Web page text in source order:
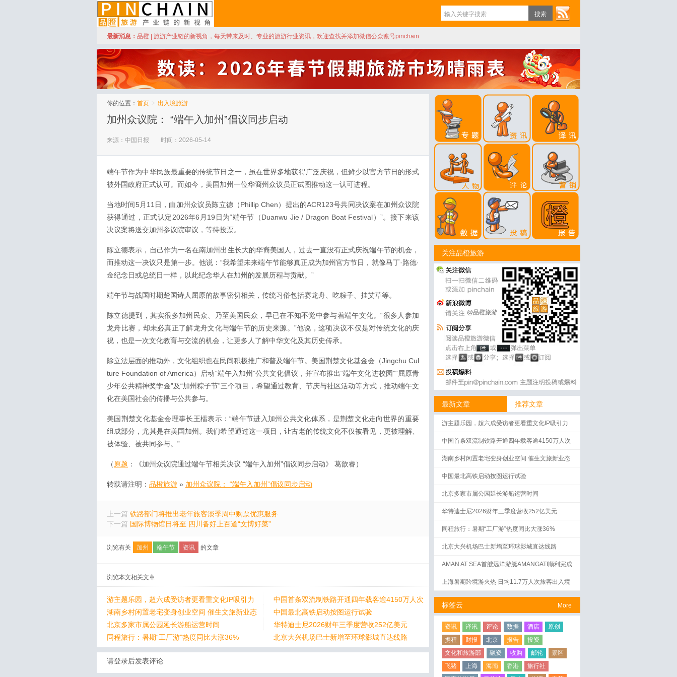
品橙旅游
最新消息： 品橙 | 旅游产业链的新视角，每天带来及时、专业的旅游行业资讯，欢迎查找并添加微信公众账号pinchain
你的位置： 首页 > 出入境旅游
加州众议院： “端午入加州”倡议同步启动
来源：中国日报 时间：2026-05-14
端午节作为中华民族最重要的传统节日之一，虽在世界多地获得广泛庆祝，但鲜少以官方节日的形式
被外国政府正式认可。而如今，美国加州一位华裔州众议员正试图推动这一认可进程。
当地时间5月11日，由加州众议员陈立德（Phillip Chen）提出的ACR123号共同决议案在加州众议院
获得通过，正式认定2026年6月19日为“端午节（Duanwu Jie / Dragon Boat Festival）”。接下来该
决议案将送交加州参议院审议，等待投票。
陈立德表示，自己作为一名在南加州出生长大的华裔美国人，过去一直没有正式庆祝端午节的机会，
而推动这一决议只是第一步。他说：“我希望未来端午节能够真正成为加州官方节日，就像马丁·路德·
金纪念日或总统日一样，以此纪念华人在加州的发展历程与贡献。”
端午节与战国时期楚国诗人屈原的故事密切相关，传统习俗包括赛龙舟、吃粽子、挂艾草等。
陈立德提到，其实很多加州民众、乃至美国民众，早已在不知不觉中参与着端午文化。“很多人参加
龙舟比赛，却未必真正了解龙舟文化与端午节的历史来源。”他说，这项决议不仅是对传统文化的庆
祝，也是一次文化教育与交流的机会，让更多人了解中华文化及其历史传承。
除立法层面的推动外，文化组织也在民间积极推广和普及端午节。美国荆楚文化基金会（Jingchu Cul
ture Foundation of America）启动“端午入加州”公共文化倡议，并宣布推出“端午文化进校园”“屈原青
少年公共精神奖学金”及“加州粽子节”三个项目，希望通过教育、节庆与社区活动等方式，推动端午文
化在美国社会的传播与公共参与。
美国荆楚文化基金会理事长王檑表示：“端午节进入加州公共文化体系，是荆楚文化走向世界的重要
组成部分，尤其是在美国加州。我们希望通过这一项目，让古老的传统文化不仅被看见，更被理解、
被体验、被共同参与。”
（ 原题 ：《加州众议院通过端午节相关决议 “端午入加州”倡议同步启动》 葛歆睿）
转载请注明： 品橙旅游 » 加州众议院： “端午入加州”倡议同步启动
上一篇 铁路部门将推出老年旅客淡季周中购票优惠服务
下一篇 国际博物馆日将至 四川备好上百道“文博好菜”
浏览有关 加州 端午节 资讯 的文章
浏览本文相关文章
游主题乐园，超六成受访者更看重文化IP吸引力
中国首条双流制铁路开通四年载客逾4150万人次
湖南乡村闲置老宅变身创业空间 催生文旅新业态
中国最北高铁启动按图运行试验
北京多家市属公园延长游船运营时间
华特迪士尼2026财年三季度营收252亿美元
同程旅行：暑期“工厂游”热度同比大涨36%
北京大兴机场巴士新增至环球影城直达线路
请登录后发表评论
关注品橙旅游
@品橙旅游
最新文章 推荐文章
游主题乐园，超六成受访者更看重文化IP吸引力
中国首条双流制铁路开通四年载客逾4150万人次
湖南乡村闲置老宅变身创业空间 催生文旅新业态
中国最北高铁启动按图运行试验
北京多家市属公园延长游船运营时间
华特迪士尼2026财年三季度营收252亿美元
同程旅行：暑期“工厂游”热度同比大涨36%
北京大兴机场巴士新增至环球影城直达线路
AMAN AT SEA首艘远洋游艇AMANGATI顺利完成
上海暑期跨境游火热 日均11.7万人次旅客出入境
More
标签云
资讯 译讯 评论 数据 酒店
原创
携程
财报 北京 报告
投资
文化和旅游部
融资 收购 邮轮
景区
飞猪
上海 海南 香港
旅行社